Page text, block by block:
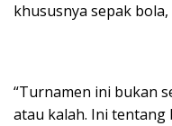
khususnya sepak
“Turnamen ini bukan
atau kalah. Ini tentang